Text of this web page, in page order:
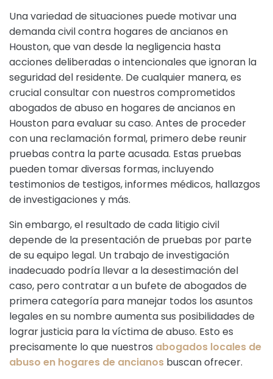
Una variedad de situaciones puede motivar una
demanda civil contra hogares de ancianos en
Houston, que van desde la negligencia hasta
acciones deliberadas o intencionales que ignoran la
seguridad del residente. De cualquier manera, es
crucial consultar con nuestros comprometidos
abogados de abuso en hogares de ancianos en
Houston para evaluar su caso. Antes de proceder
con una reclamación formal, primero debe reunir
pruebas contra la parte acusada. Estas pruebas
pueden tomar diversas formas, incluyendo
testimonios de testigos, informes médicos, hallazgos
de investigaciones y más.
Sin embargo, el resultado de cada litigio civil
depende de la presentación de pruebas por parte
de su equipo legal. Un trabajo de investigación
inadecuado podría llevar a la desestimación del
caso, pero contratar a un bufete de abogados de
primera categoría para manejar todos los asuntos
legales en su nombre aumenta sus posibilidades de
lograr justicia para la víctima de abuso. Esto es
precisamente lo que nuestros abogados locales de
abuso en hogares de ancianos buscan ofrecer.